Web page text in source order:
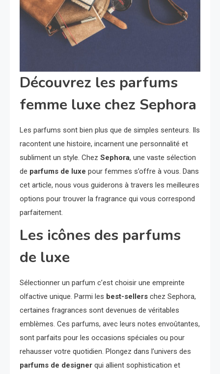
Découvrez les parfums
femme luxe chez Sephora
Les parfums sont bien plus que de simples senteurs. Ils
racontent une histoire, incarnent une personnalité et
subliment un style. Chez Sephora, une vaste sélection
de parfums de luxe pour femmes s’offre à vous. Dans
cet article, nous vous guiderons à travers les meilleures
options pour trouver la fragrance qui vous correspond
parfaitement.
Les icônes des parfums
de luxe
Sélectionner un parfum c’est choisir une empreinte
olfactive unique. Parmi les best-sellers chez Sephora,
certaines fragrances sont devenues de véritables
emblèmes. Ces parfums, avec leurs notes envoûtantes,
sont parfaits pour les occasions spéciales ou pour
rehausser votre quotidien. Plongez dans l’univers des
parfums de designer qui allient sophistication et